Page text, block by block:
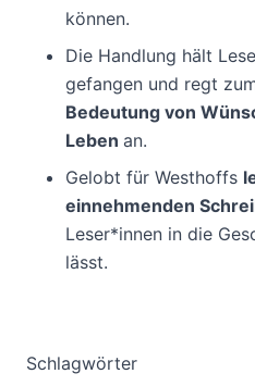
können.
Die Handlung hält
gefangen und regt
Bedeutung von
Leben an.
Gelobt für Westhoffs
einnehmenden
Leser*innen in die
lässt.
Schlagwörter